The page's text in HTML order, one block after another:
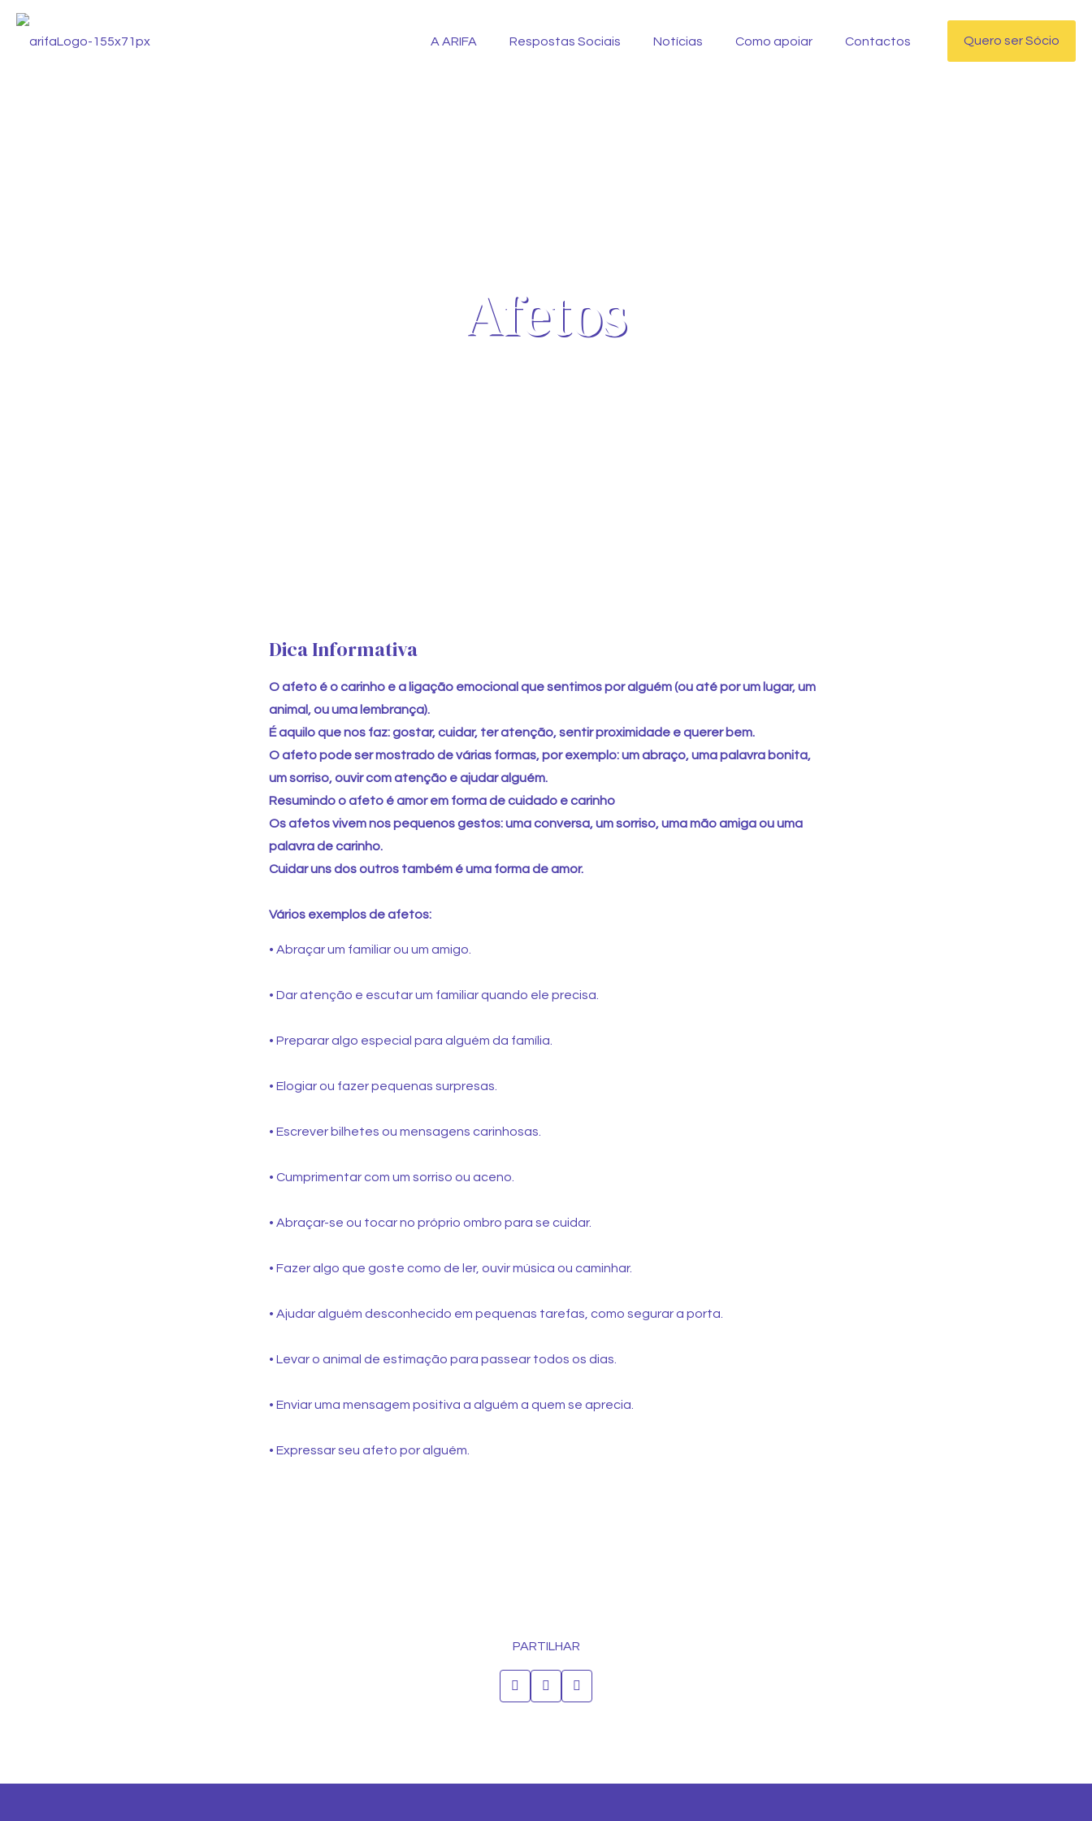
A ARIFA Respostas Sociais Notícias Como apoiar Contactos Quero ser Sócio
Afetos
Dica Informativa
O afeto é o carinho e a ligação emocional que sentimos por alguém (ou até por um lugar, um
animal, ou uma lembrança).
É aquilo que nos faz: gostar, cuidar, ter atenção, sentir proximidade e querer bem.
O afeto pode ser mostrado de várias formas, por exemplo: um abraço, uma palavra bonita,
um sorriso, ouvir com atenção e ajudar alguém.
Resumindo o afeto é amor em forma de cuidado e carinho
Os afetos vivem nos pequenos gestos: uma conversa, um sorriso, uma mão amiga ou uma
palavra de carinho.
Cuidar uns dos outros também é uma forma de amor.
Vários exemplos de afetos:
• Abraçar um familiar ou um amigo.
• Dar atenção e escutar um familiar quando ele precisa.
• Preparar algo especial para alguém da família.
• Elogiar ou fazer pequenas surpresas.
• Escrever bilhetes ou mensagens carinhosas.
• Cumprimentar com um sorriso ou aceno.
• Abraçar-se ou tocar no próprio ombro para se cuidar.
• Fazer algo que goste como de ler, ouvir música ou caminhar.
• Ajudar alguém desconhecido em pequenas tarefas, como segurar a porta.
• Levar o animal de estimação para passear todos os dias.
• Enviar uma mensagem positiva a alguém a quem se aprecia.
• Expressar seu afeto por alguém.
PARTILHAR